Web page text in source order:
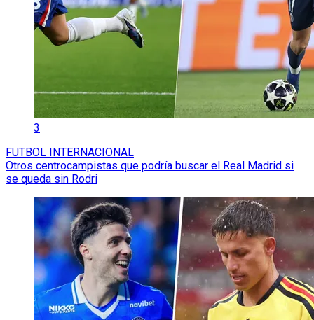
3
FUTBOL INTERNACIONAL
Otros centrocampistas que podría buscar el Real Madrid si
se queda sin Rodri